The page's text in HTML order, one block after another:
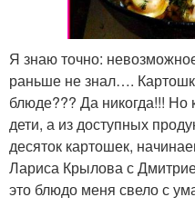
Я знаю точно:
раньше не знал….
блюде??? Да никогда!!! Но
дети, а из доступных
десяток картошек,
Лариса Крылова с
это блюдо меня свело с